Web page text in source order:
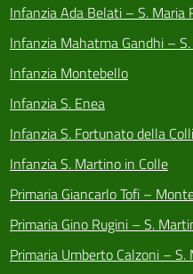
Infanzia Ada Belati – S. Maria
Infanzia Mahatma Gandhi –
Infanzia Montebello
Infanzia S. Enea
Infanzia S. Fortunato della
Infanzia S. Martino in Colle
Primaria Giancarlo Tofi –
Primaria Gino Rugini – S.
Primaria Umberto Calzoni –